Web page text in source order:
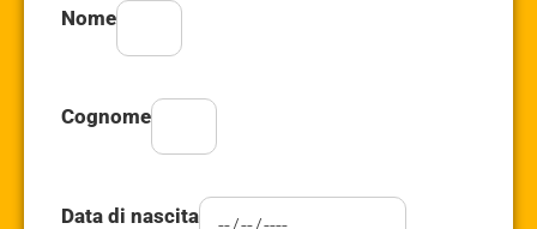
Nome
Cognome
Data di nascita